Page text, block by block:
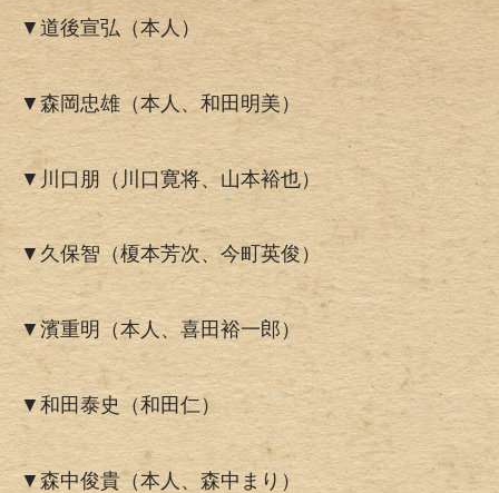
▼道後宣弘（本人）
▼森岡忠雄（本人、和田明美）
▼川口朋（川口寛将、山本裕也）
▼久保智（榎本芳次、今町英俊）
▼濱重明（本人、喜田裕一郎）
▼和田泰史（和田仁）
▼森中俊貴（本人、森中まり）